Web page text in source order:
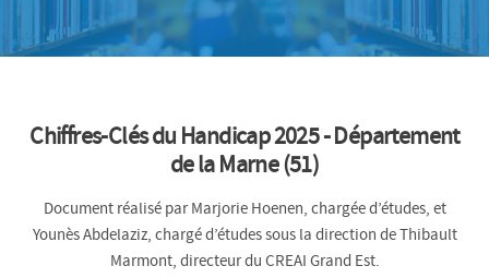
Chiffres-Clés du Handicap 2025 - Département
de la Marne (51)
Document réalisé par Marjorie Hoenen, chargée d’études, et
Younès Abdelaziz, chargé d’études sous la direction de Thibault
Marmont, directeur du CREAI Grand Est.